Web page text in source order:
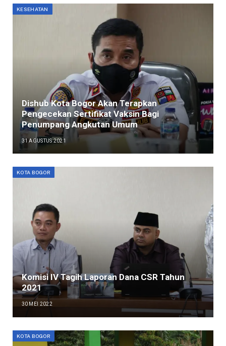
KESEHATAN
Dishub Kota Bogor Akan Terapkan
Pengecekan Sertifikat Vaksin Bagi
Penumpang Angkutan Umum
31 AGUSTUS 2021
KOTA BOGOR
Komisi IV Tagih Laporan Dana CSR Tahun
2021
30 MEI 2022
KOTA BOGOR